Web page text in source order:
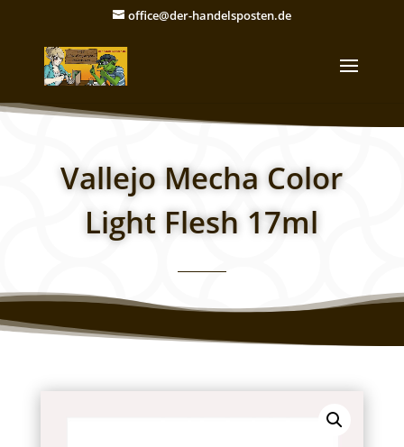
office@der-handelsposten.de
Vallejo Mecha Color
Light Flesh 17ml